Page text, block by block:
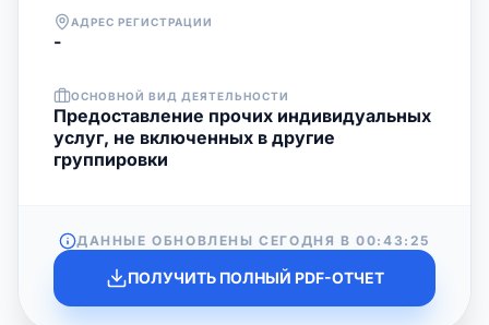
АДРЕС РЕГИСТРАЦИИ
-
ОСНОВНОЙ ВИД ДЕЯТЕЛЬНОСТИ
Предоставление прочих индивидуальных
услуг, не включенных в другие
группировки
ДАННЫЕ ОБНОВЛЕНЫ СЕГОДНЯ В00:43:25
ПОЛУЧИТЬ ПОЛНЫЙ PDF-ОТЧЕТ